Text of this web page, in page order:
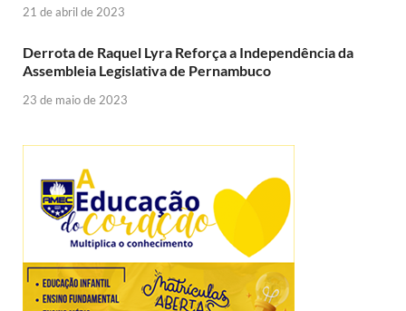
21 de abril de 2023
Derrota de Raquel Lyra Reforça a Independência da
Assembleia Legislativa de Pernambuco
23 de maio de 2023